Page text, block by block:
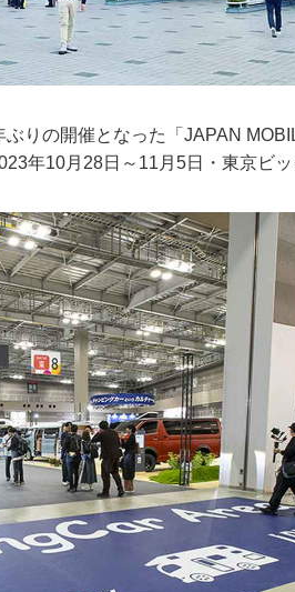
りの開催となった「JAPAN
年10月28日～11月5日・東京ビッ